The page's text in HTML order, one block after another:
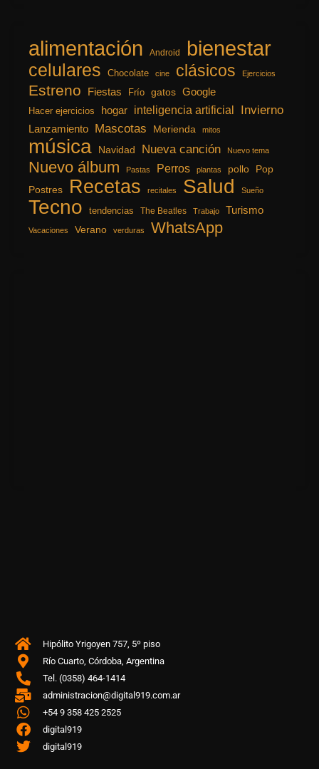
alimentación Android bienestar
celulares Chocolate cine clásicos Ejercicios
Estreno Fiestas Frío gatos Google
Hacer ejercicios hogar inteligencia artificial Invierno
Lanzamiento Mascotas Merienda mitos
música Navidad Nueva canción Nuevo tema
Nuevo álbum Pastas Perros plantas pollo
Pop
Postres
Recetas recitales Salud Sueño
Tecno tendencias The Beatles Trabajo Turismo
Vacaciones Verano verduras WhatsApp
Hipólito Yrigoyen 757, 5º piso
Río Cuarto, Córdoba, Argentina
Tel. (0358) 464-1414
administracion@digital919.com.ar
+54 9 358 425 2525
digital919
digital919